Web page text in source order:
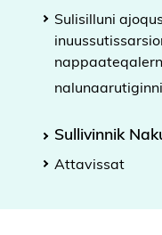
Sulisilluni
Sullivinnik
Attavissat